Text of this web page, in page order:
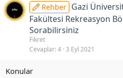
Rehber
Gazi
Fakültesi Rekreasyon
Sorabilirsiniz
Fikret
Cevaplar 4 3 Eyl 2021